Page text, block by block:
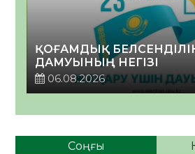
ҚОҒАМДЫҚ
ДАМУЫНЫҢ НЕГІЗІ
06.08.2026
Соңғы